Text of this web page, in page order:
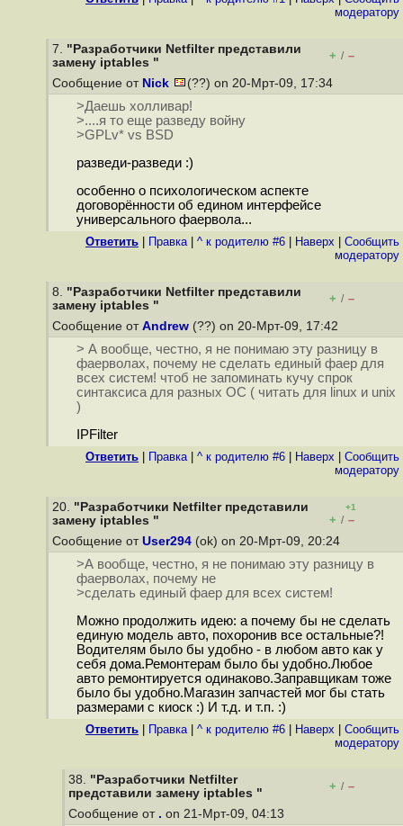
модератору
7. "Разработчики Netfilter представили
замену iptables "
+ / –
Сообщение от Nick (??) on 20-Мрт-09, 17:34
>Даешь холливар!
>....я то еще разведу войну
>GPLv* vs BSD
разведи-разведи :)
особенно о психологическом аспекте
договорённости об едином интерфейсе
универсального фаервола...
Ответить Правка| ^ к родителю #6 Наверх
Cообщить
модератору
8. "Разработчики Netfilter представили
замену iptables "
+ / –
Сообщение от Andrew (??) on 20-Мрт-09, 17:42
> А вообще, честно, я не понимаю эту разницу в
фаерволах, почему не сделать единый фаер для
всех систем! чтоб не запоминать кучу спрок
синтаксиса для разных ОС ( читать для linux и unix
)
IPFilter
Ответить Правка| ^ к родителю #6 Наверх
Cообщить
модератору
20. "Разработчики Netfilter представили
замену iptables "
+1
+ / –
Сообщение от User294 (ok) on 20-Мрт-09, 20:24
>А вообще, честно, я не понимаю эту разницу в
фаерволах, почему не
>сделать единый фаер для всех систем!
Можно продолжить идею: а почему бы не сделать
единую модель авто, похоронив все остальные?!
Водителям было бы удобно - в любом авто как у
себя дома.Ремонтерам было бы удобно.Любое
авто ремонтируется одинаково.Заправщикам тоже
было бы удобно.Магазин запчастей мог бы стать
размерами с киоск :) И т.д. и т.п. :)
Ответить Правка| ^ к родителю #6 Наверх
Cообщить
модератору
38. "Разработчики Netfilter
представили замену iptables "
+ / –
Сообщение от . on 21-Мрт-09, 04:13